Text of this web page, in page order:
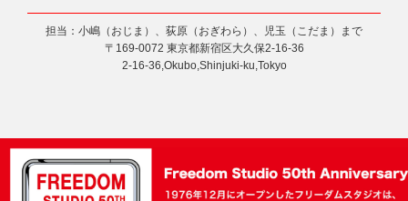
担当：小嶋（おじま）、荻原（おぎわら）、児玉（こだま）まで
〒169-0072 東京都新宿区大久保2-16-36
2-16-36,Okubo,Shinjuki-ku,Tokyo